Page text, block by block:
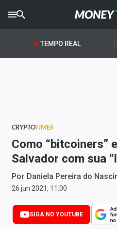
CRYPTOTIMES
AGROTIMES
Newsletters
Money Trader
Anuncie
Últimas Notícias
Newsletters
TEMPO REAL
CRYPTOTIMES
Como “bitcoiners”
Salvador com sua
Por Daniela Pereira do
26 jun 2021, 11:00
SIGA NO YOUTUBE